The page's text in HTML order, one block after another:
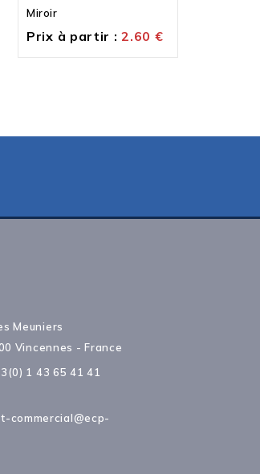
Miroir
Prix à partir : 2.60 €
des Meuniers
Vincennes - France
1 43 65 41 41
mail :